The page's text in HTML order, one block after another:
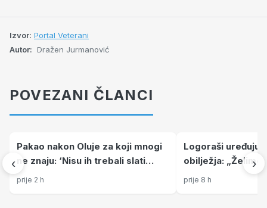
Izvor: Portal Veterani
Autor: Dražen Jurmanović
POVEZANI ČLANCI
‹
Pakao nakon Oluje za koji mnogi
ne znaju: ‘Nisu ih trebali slati
čamcima’
prije 2 h
Logoraši uređuju
obilježja: „Želimo
dostojanstvo
prije 8 h
›